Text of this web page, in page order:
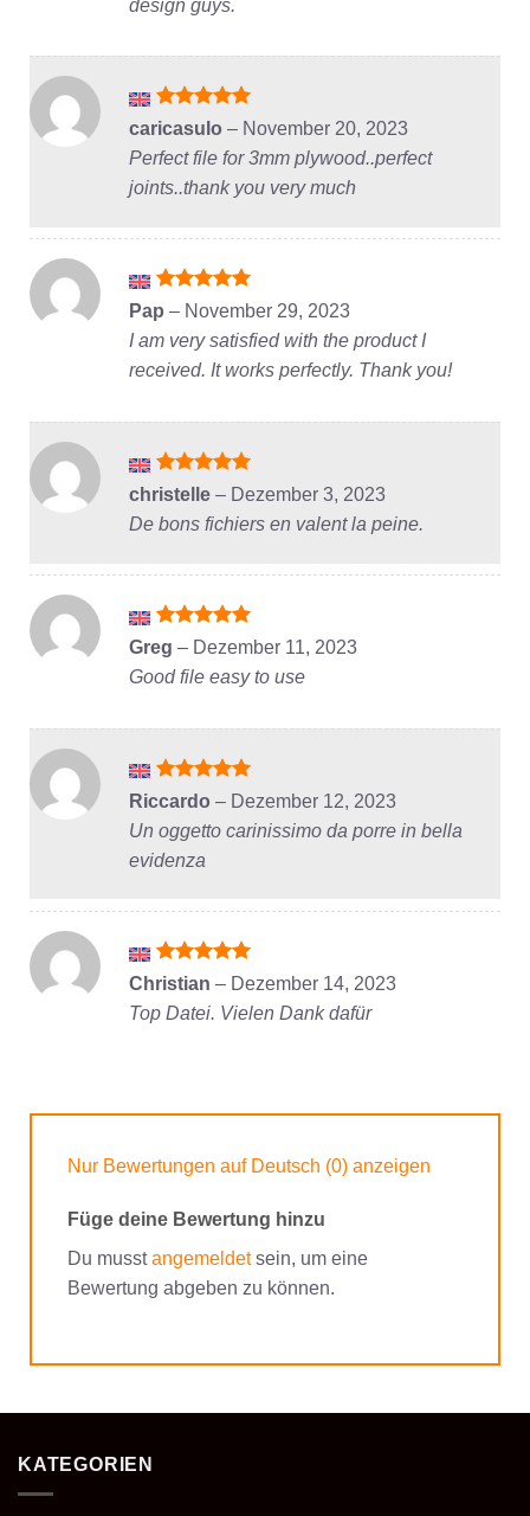
design guys.
Bewertet
5
caricasulo – November 20, 2023
Perfect file for 3mm plywood..perfect
joints..thank you very much
Bewertet
mit
5
Pap – November 29, 2023
I am very satisfied with the product I
received. It works perfectly. Thank you!
Bewertet
5
christelle – Dezember 3, 2023
De bons fichiers en valent la peine.
Bewertet
mit
5
Greg – Dezember 11, 2023
Good file easy to use
Bewertet
mit 5von
5
Riccardo – Dezember 12, 2023
Un oggetto carinissimo da porre in bella
evidenza
Bewertet
5
Christian – Dezember 14, 2023
Top Datei. Vielen Dank dafür
Nur Bewertungen auf Deutsch (0) anzeigen
Füge deine Bewertung hinzu
Du musstangemeldetsein, um eine
Bewertung abgeben zu können.
KATEGORIEN